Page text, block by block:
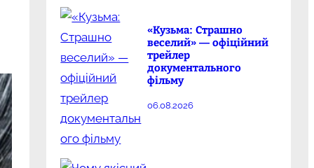
«Кузьма: Страшно
веселий» — офіційний
трейлер
документального
фільму
06.08.2026